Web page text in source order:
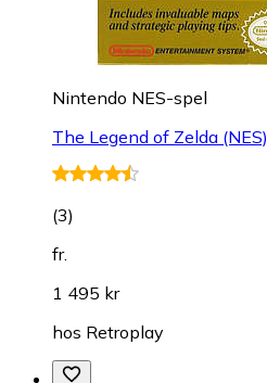
Nintendo NES-spel
The Legend of Zelda (NES)
(3)
fr.
1 495 kr
hos Retroplay